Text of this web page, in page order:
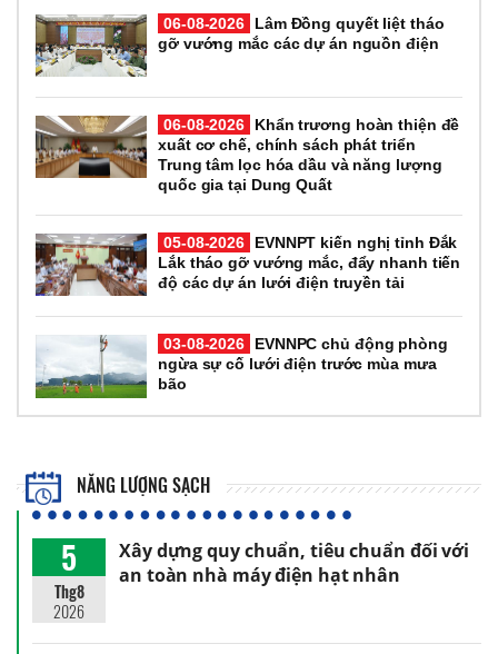
06-08-2026
Lâm Đồng quyết liệt tháo
gỡ vướng mắc các dự án nguồn điện
06-08-2026
Khẩn trương hoàn thiện đề
xuất cơ chế, chính sách phát triển
Trung tâm lọc hóa dầu và năng lượng
quốc gia tại Dung Quất
05-08-2026
EVNNPT kiến nghị tỉnh Đắk
Lắk tháo gỡ vướng mắc, đẩy nhanh tiến
độ các dự án lưới điện truyền tải
03-08-2026
EVNNPC chủ động phòng
ngừa sự cố lưới điện trước mùa mưa
bão
NĂNG LƯỢNG SẠCH
5
Thg8
2026
Xây dựng quy chuẩn, tiêu chuẩn đối với
an toàn nhà máy điện hạt nhân